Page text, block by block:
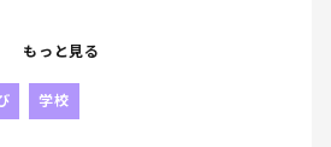
リの巣がどのように作られる
もっと見る
学校